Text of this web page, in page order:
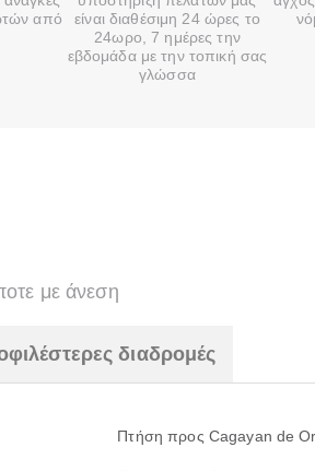
από
είναι διαθέσιμη 24 ώρες το
24ωρο, 7 ημέρες την
εβδομάδα με την τοπική σας
γλώσσα
με άνεση
διαδρομές
Πτήση προς Cagayan de